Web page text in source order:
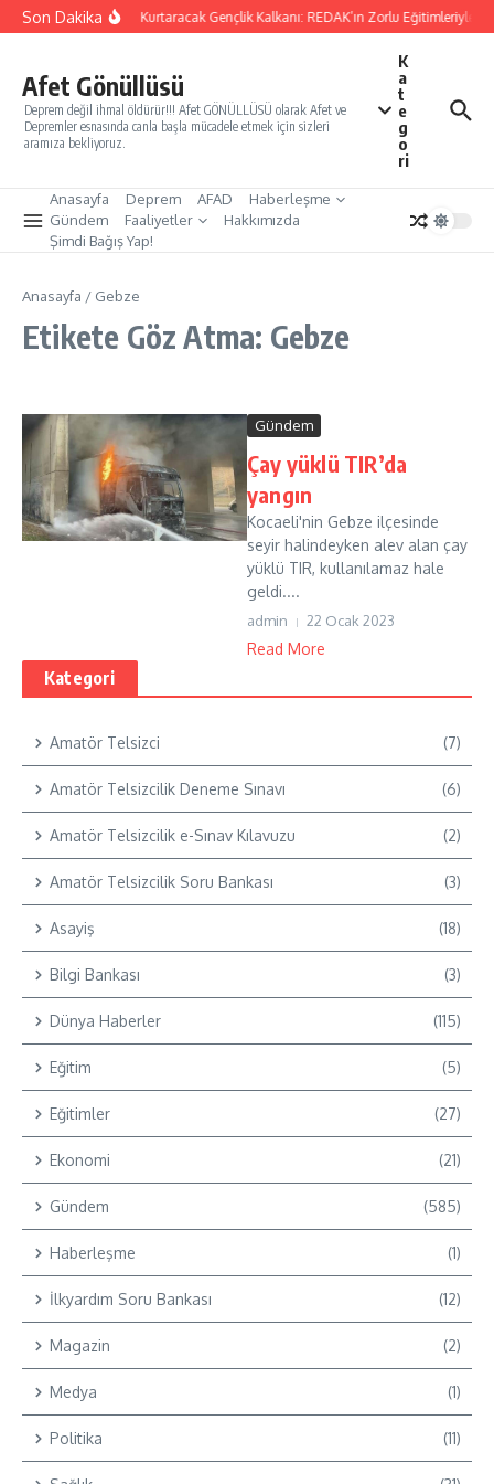
İçeriğe atla
Son DakikaYarınları Kurtaracak Gençlik Kalkanı: REDAK’ın Zorlu Eğitimleriyle
Afet Gönüllüsü
Deprem değil ihmal öldürür!!! Afet GÖNÜLLÜSÜ olarak Afet ve
Depremler esnasında canla başla mücadele etmek için sizleri
aramıza bekliyoruz.
K
a
t
e
g
o
ri
Anasayfa Deprem AFAD
Haberleşme
Gündem
Faaliyetler
Hakkımızda
Şimdi Bağış Yap!
Anasayfa / Gebze
Etikete Göz Atma: Gebze
Gündem
Çay yüklü TIR’da
yangın
Kocaeli'nin Gebze ilçesinde
seyir halindeyken alev alan çay
yüklü TIR, kullanılamaz hale
geldi....
admin 22 Ocak 2023
Read More
Kategori
Amatör Telsizci (7)
Amatör Telsizcilik Deneme Sınavı (6)
Amatör Telsizcilik e-Sınav Kılavuzu (2)
Amatör Telsizcilik Soru Bankası (3)
Asayiş (18)
Bilgi Bankası (3)
Dünya Haberler (115)
Eğitim (5)
Eğitimler (27)
Ekonomi (21)
Gündem (585)
Haberleşme (1)
İlkyardım Soru Bankası (12)
Magazin (2)
Medya (1)
Politika (11)